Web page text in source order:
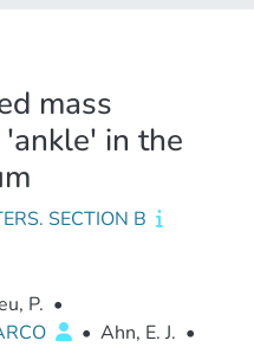
mass
in the
SECTION B
P. •
• Ahn, E. J. •